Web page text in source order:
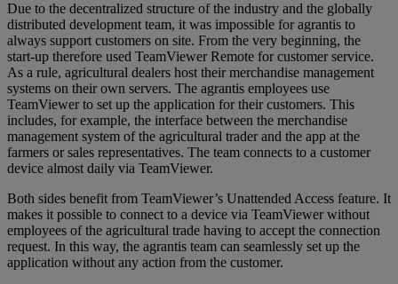
Due to the decentralized structure of the industry and the globally
distributed development team, it was impossible for agrantis to
always support customers on site. From the very beginning, the
start-up therefore used TeamViewer Remote for customer service.
As a rule, agricultural dealers host their merchandise management
systems on their own servers. The agrantis employees use
TeamViewer to set up the application for their customers. This
includes, for example, the interface between the merchandise
management system of the agricultural trader and the app at the
farmers or sales representatives. The team connects to a customer
device almost daily via TeamViewer.
Both sides benefit from TeamViewer’s Unattended Access feature. It
makes it possible to connect to a device via TeamViewer without
employees of the agricultural trade having to accept the connection
request. In this way, the agrantis team can seamlessly set up the
application without any action from the customer.